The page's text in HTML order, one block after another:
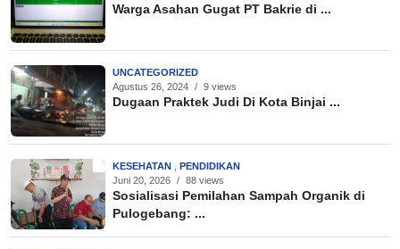
Warga Asahan Gugat PT Bakrie di ...
UNCATEGORIZED
Agustus 26, 2024 / 9 views
Dugaan Praktek Judi Di Kota Binjai ...
KESEHATAN
PENDIDIKAN
Juni 20, 2026 / 88 views
Sosialisasi Pemilahan Sampah Organik di
Pulogebang: ...